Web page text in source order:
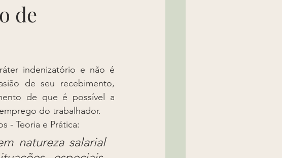
de
de seu recebimento,
de que é possível a
do trabalhador.
- Teoria e Prática:
natureza salarial